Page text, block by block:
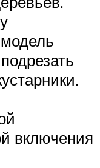
включения